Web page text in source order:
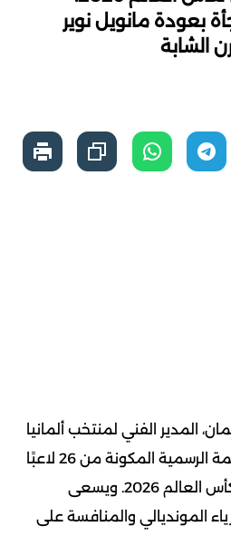
بعودة مانويل نوير
الشابة
المدير الفني لمنتخب ألمانيا
الأول لكرة القدم، عن القائمة الرسمية المكونة من 26 لاعبًا
لخوض منافسات بطولة كأس العالم 2026. ويسعى
المونديالي والمنافسة على